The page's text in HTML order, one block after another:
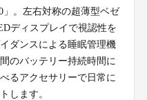
」。左右対称の超薄型ベゼ
ディスプレイで視認性を
ダンスによる睡眠管理機
のバッテリー持続時間に
るアクセサリーで日常に
します。